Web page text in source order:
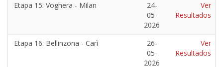
Etapa 15: Voghera - Milan
24-
05-
2026
Ver
Resultados
Etapa 16: Bellinzona - Carì
26-
05-
2026
Ver
Resultados